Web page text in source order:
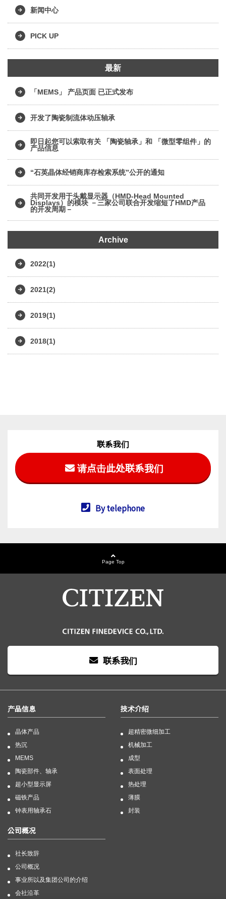
新闻中心
PICK UP
最新
「MEMS」 产品页面 已正式发布
开发了陶瓷制流体动压轴承
即日起您可以索取有关 「陶瓷轴承」和 「微型零组件」的
产品信息
“石英晶体经销商库存检索系统”公开的通知
共同开发用于头戴显示器（HMD-Head Mounted
Displays）的模块 －三家公司联合开发缩短了HMD产品
的开发周期－
Archive
2022(1)
2021(2)
2019(1)
2018(1)
联系我们
请点击此处联系我们
By telephone
Page Top
联系我们
产品信息
晶体产品
热沉
MEMS
陶瓷部件、轴承
超小型显示屏
磁铁产品
钟表用轴承石
技术介绍
超精密微细加工
机械加工
成型
表面处理
热处理
薄膜
封装
公司概况
社长致辞
公司概况
事业所以及集团公司的介绍
会社沿革